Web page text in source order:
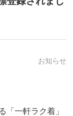
お知らせ
「一軒ラク着」